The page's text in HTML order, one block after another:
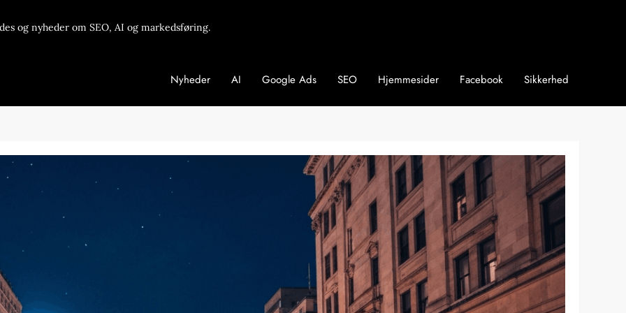
og nyheder om SEO, AI og markedsføring.
Nyheder AI Google Ads SEO Hjemmesider Facebook Sikkerhed